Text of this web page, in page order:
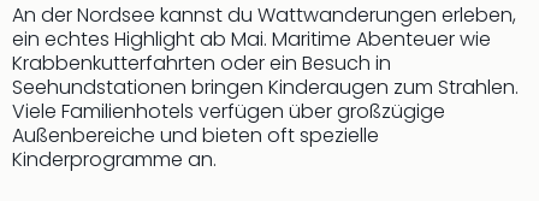
An der Nordsee kannst du Wattwanderungen erleben,
ein echtes Highlight ab Mai. Maritime Abenteuer wie
Krabbenkutterfahrten oder ein Besuch in
Seehundstationen bringen Kinderaugen zum Strahlen.
Viele Familienhotels verfügen über großzügige
Außenbereiche und bieten oft spezielle
Kinderprogramme an.